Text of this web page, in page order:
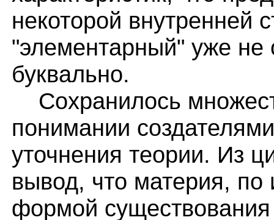
некоторой внутренней
"элементарный" уже не
буквально.
Сохранилось
понимании
уточнения теории. Из
вывод, что материя,
формой